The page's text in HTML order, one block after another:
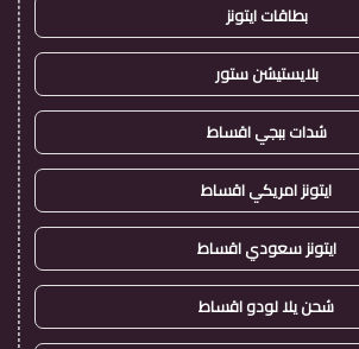
بطاقات ايتونز
بلايستيشن ستور
شدات ببجي اقساط
ايتونز امريكي اقساط
ايتونز سعودي اقساط
شحن يلا لودو اقساط